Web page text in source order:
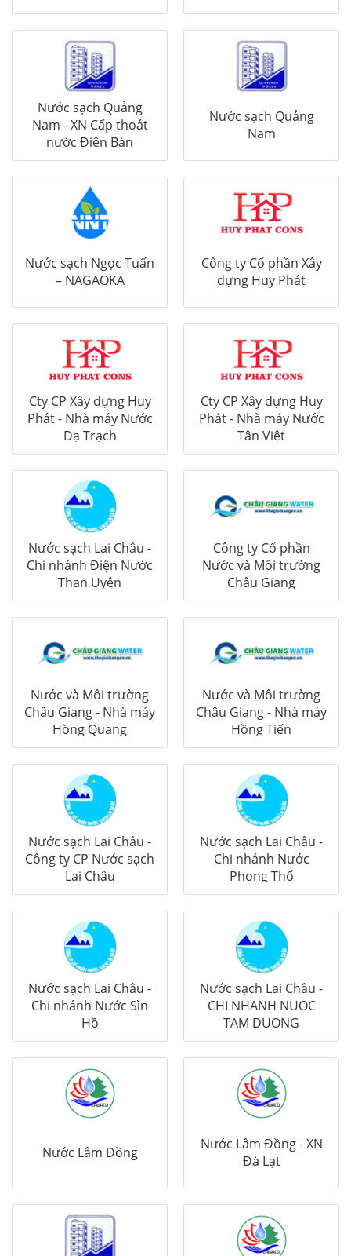
Nước sạch Quảng
Nam - XN Cấp thoát
nước Điện Bàn
Nước sạch Quảng
Nam
Nước sạch Ngọc Tuấn
– NAGAOKA
Công ty Cổ phần Xây
dựng Huy Phát
Cty CP Xây dựng Huy
Phát - Nhà máy Nước
Dạ Trạch
Cty CP Xây dựng Huy
Phát - Nhà máy Nước
Tân Việt
Nước sạch Lai Châu -
Chi nhánh Điện Nước
Than Uyên
Công ty Cổ phần
Nước và Môi trường
Châu Giang
Nước và Môi trường
Châu Giang - Nhà máy
Hồng Quang
Nước và Môi trường
Châu Giang - Nhà máy
Hồng Tiến
Nước sạch Lai Châu -
Công ty CP Nước sạch
Lai Châu
Nước sạch Lai Châu -
Chi nhánh Nước
Phong Thổ
Nước sạch Lai Châu -
Chi nhánh Nước Sìn
Hồ
Nước sạch Lai Châu -
CHI NHANH NUOC
TAM DUONG
Nước Lâm Đồng
Nước Lâm Đồng - XN
Đà Lạt